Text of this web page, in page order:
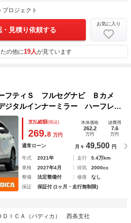
プロジェクト
見積り依頼する
お気に入り
の他に19人が見ています
ティＳ フルセグナビ Ｂカメ
タルインナーミラー ハーフレザ
リソナ Ｐバックドア Ｐシー
イビーム ＥＳＣ
支払総額(税込)
269.8 万円
本体価格
262.2
万円
諸費用
7.6
万円
通常ローン 月々 49,500 円
年式 2021年 走行
5.4万km
車検
2027年4月 排気
2000cc
整備
法定整備付 修復
なし
保証
保証付 (1ヶ月・走行無制限)
ＤＩＣＡ（バディカ） 西条支社